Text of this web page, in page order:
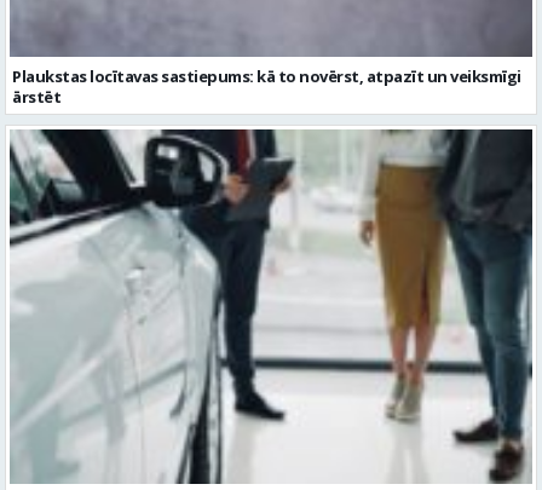
Plaukstas locītavas sastiepums: kā to novērst, atpazīt un veiksmīgi
ārstēt